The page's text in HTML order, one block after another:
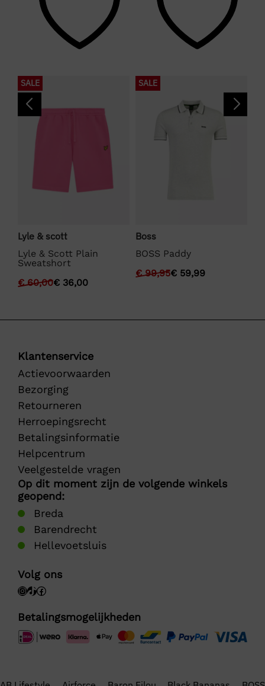
SALE
Lyle & scott
Lyle & Scott Plain
Sweatshort
€60,00€ 36,00
SALE
Boss
BOSS Paddy
€99,95€ 59,99
Klantenservice
Actievoorwaarden
Bezorging
Retourneren
Herroepingsrecht
Betalingsinformatie
Helpcentrum
Veelgestelde vragen
Op dit moment zijn de volgende winkels
geopend:
Breda
Barendrecht
Hellevoetsluis
Volg ons
Betalingsmogelijkheden